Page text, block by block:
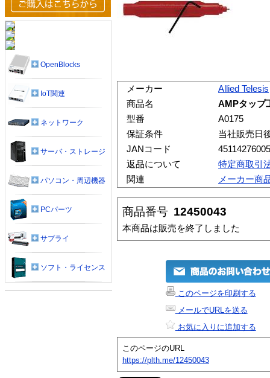
メーカー
Allied Telesis
商品名
AMPタップ
型番
A0175
保証条件
当社販売日
JANコード
返品について
特定商取引
関連
メーカー商
商品番号 12450043
本商品は販売を終了しました
このページを印刷する
メールでURLを送る
お気に入りに追加する
このページのURL
https://plth.me/12450043
OpenBlocks
IoT関連
ネットワーク
サーバ・ストレージ
パソコン・周辺機器
PCパーツ
サプライ
ソフト・ライセンス